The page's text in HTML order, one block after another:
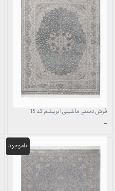
فرش دستی ماشینی ابریشم کد 15
–محدوده
1,707,000 تومان
49,700,000 تومان